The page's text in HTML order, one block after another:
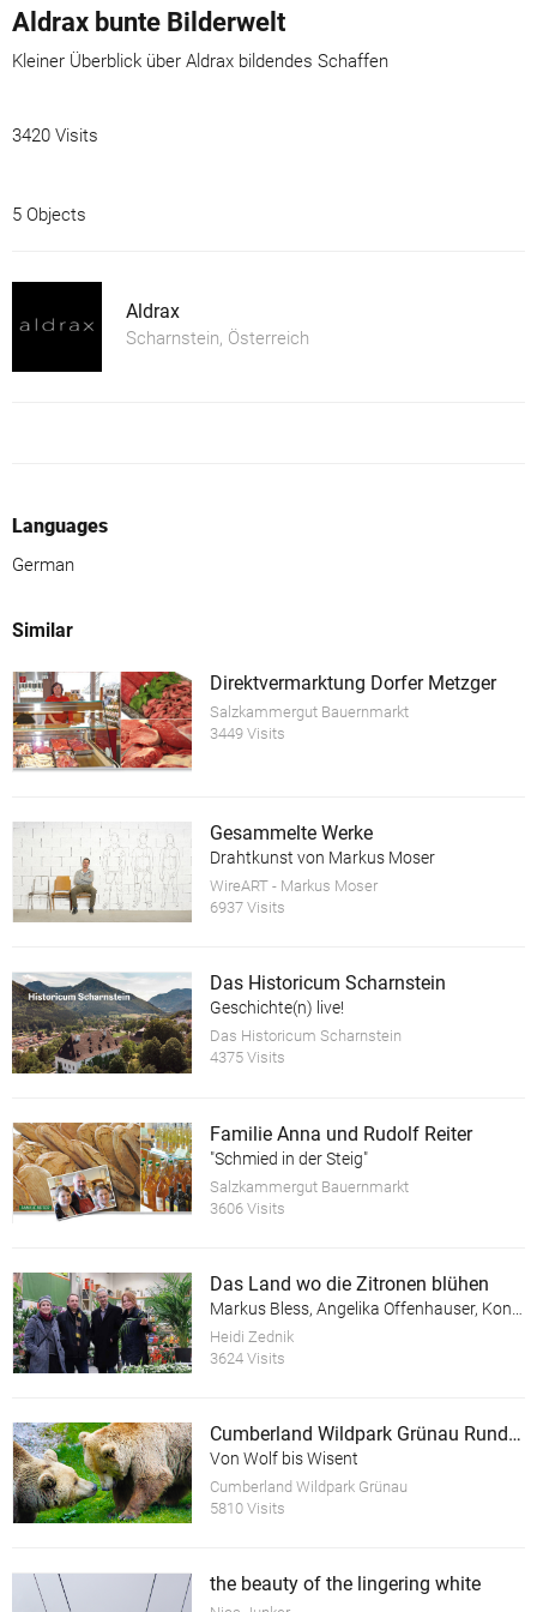
Aldrax bunte Bilderwelt
Kleiner Überblick über Aldrax bildendes Schaffen
3420 Visits
5 Objects
Aldrax
Scharnstein, Österreich
Languages
German
Similar
Direktvermarktung Dorfer Metzger
Salzkammergut Bauernmarkt
3449 Visits
Gesammelte Werke
Drahtkunst von Markus Moser
WireART - Markus Moser
6937 Visits
Das Historicum Scharnstein
Geschichte(n) live!
Das Historicum Scharnstein
4375 Visits
Familie Anna und Rudolf Reiter
"Schmied in der Steig"
Salzkammergut Bauernmarkt
3606 Visits
Das Land wo die Zitronen blühen
Heidi Zednik
3624 Visits
Cumberland Wildpark Grünau Rundweg
Von Wolf bis Wisent
Cumberland Wildpark Grünau
5810 Visits
the beauty of the lingering white